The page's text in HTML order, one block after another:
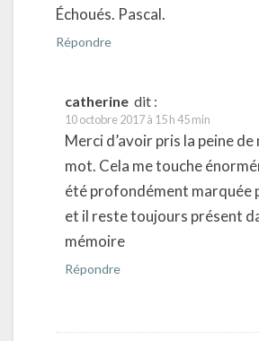
Échoués. Pascal.
Répondre
catherine dit :
10 octobre 2017 à 15 h 45 min
Merci d’avoir pris la peine
mot. Cela me touche
été profondément marquée
et il reste toujours présent
mémoire
Répondre